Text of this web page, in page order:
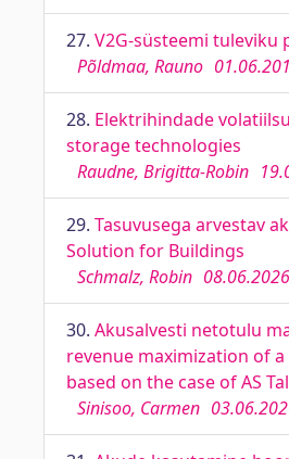
27. V2G-süsteemi tuleviku
Põldmaa, Rauno
28. Elektrihindade
storage technologies
Raudne, Brigitta-Robin
29. Tasuvusega arvestav
Solution for Buildings
Schmalz, Robin 08.06.2026
30. Akusalvesti netotulu
revenue maximization of
based on the case of AS
Sinisoo, Carmen